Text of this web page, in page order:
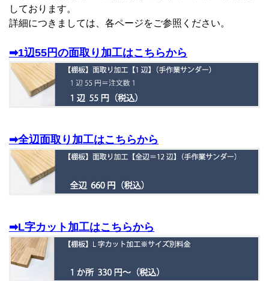
しております。
詳細につきましては、各ページをご参照ください。
➡1辺55円の面取り加工はこちらから
➡全辺面取り加工はこちらから
➡L字カット加工はこちらから